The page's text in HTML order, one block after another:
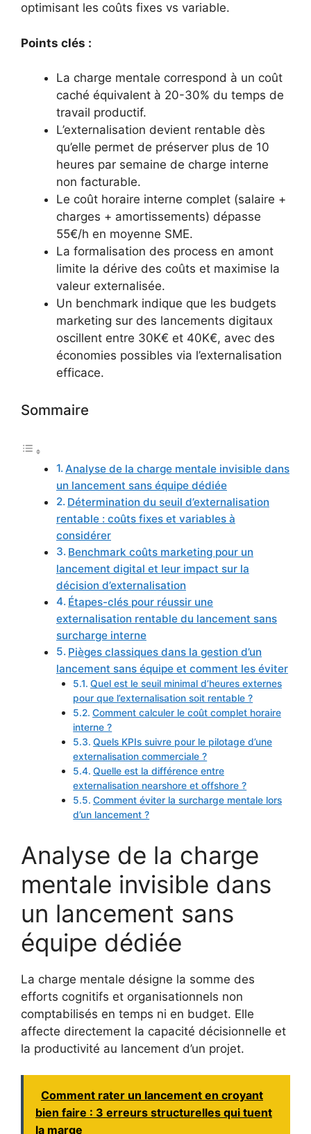
optimisant les coûts fixes vs variable.
Points clés :
La charge mentale correspond à un coût
caché équivalent à 20-30% du temps de
travail productif.
L’externalisation devient rentable dès
qu’elle permet de préserver plus de 10
heures par semaine de charge interne
non facturable.
Le coût horaire interne complet (salaire +
charges + amortissements) dépasse
55€/h en moyenne SME.
La formalisation des process en amont
limite la dérive des coûts et maximise la
valeur externalisée.
Un benchmark indique que les budgets
marketing sur des lancements digitaux
oscillent entre 30K€ et 40K€, avec des
économies possibles via l’externalisation
efficace.
Sommaire
Analyse de la charge mentale invisible dans
un lancement sans équipe dédiée
Détermination du seuil d’externalisation
rentable : coûts fixes et variables à
considérer
Benchmark coûts marketing pour un
lancement digital et leur impact sur la
décision d’externalisation
Étapes-clés pour réussir une
externalisation rentable du lancement sans
surcharge interne
Pièges classiques dans la gestion d’un
lancement sans équipe et comment les éviter
Quel est le seuil minimal d’heures externes
pour que l’externalisation soit rentable ?
Comment calculer le coût complet horaire
interne ?
Quels KPIs suivre pour le pilotage d’une
externalisation commerciale ?
Quelle est la différence entre
externalisation nearshore et offshore ?
Comment éviter la surcharge mentale lors
d’un lancement ?
Analyse de la charge
mentale invisible dans
un lancement sans
équipe dédiée
La charge mentale désigne la somme des
efforts cognitifs et organisationnels non
comptabilisés en temps ni en budget. Elle
affecte directement la capacité décisionnelle et
la productivité au lancement d’un projet.
Comment rater un lancement en croyant
bien faire : 3 erreurs structurelles qui tuent
la marge